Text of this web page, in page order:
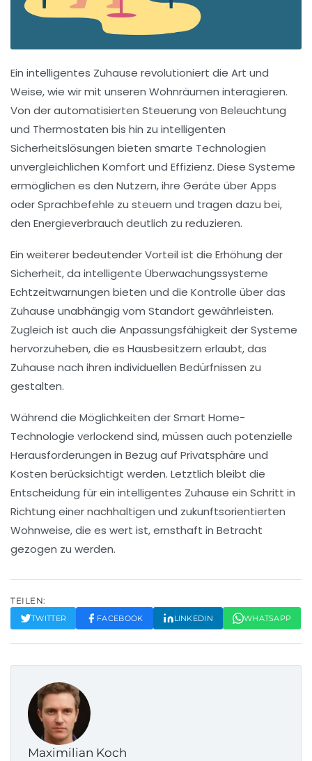
Ein intelligentes Zuhause revolutioniert die Art und
Weise, wie wir mit unseren Wohnräumen interagieren.
Von derautomatisierten Steuerung von Beleuchtung
und Thermostaten bis hin zu intelligenten
Sicherheitslösungen bieten smarte Technologien
unvergleichlichen Komfort und Effizienz. Diese Systeme
ermöglichen es den Nutzern, ihre Geräte überApps
oder Sprachbefehle zu steuern und tragen dazu bei,
den Energieverbrauch deutlich zu reduzieren.
Ein weiterer bedeutender Vorteil ist die Erhöhung der
Sicherheit, da intelligente Überwachungssysteme
Echtzeitwarnungen bieten und die Kontrolle über das
Zuhause unabhängig vom Standort gewährleisten.
Zugleich ist auch die Anpassungsfähigkeit der Systeme
hervorzuheben, die es Hausbesitzern erlaubt, das
Zuhause nach ihren individuellen Bedürfnissen zu
gestalten.
Während die Möglichkeiten derSmart Home-
Technologie verlockend sind, müssen auch potenzielle
Herausforderungen in Bezug auf Privatsphäre und
Kosten berücksichtigt werden. Letztlich bleibt die
Entscheidung für ein intelligentes Zuhause ein Schritt in
Richtung einernachhaltigen und zukunftsorientierten
Wohnweise, die es wert ist, ernsthaft in Betracht
gezogen zu werden.
TEILEN:
TWITTER FACEBOOK LINKEDIN WHATSAPP
Maximilian Koch